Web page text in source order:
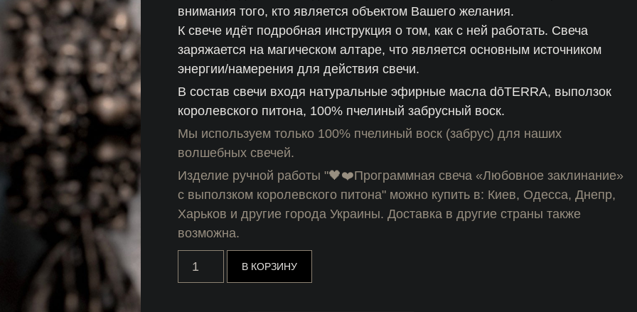
внимания того, кто является объектом Вашего желания.
К свече идёт подробная инструкция о том, как с ней работать. Свеча
заряжается на магическом алтаре, что является основным источником
энергии/намерения для действия свечи.
В состав свечи входя натуральные эфирные масла dōTERRA, выползок
королевского питона, 100% пчелиный забрусный воск.
Мы используем только 100% пчелиный воск (забрус) для наших
волшебных свечей.
Изделие ручной работы "🖤❤️Программная свеча «Любовное заклинание»
с выползком королевского питона" можно купить в: Киев, Одесса, Днепр,
Харьков и другие города Украины. Доставка в другие страны также
возможна.
товара
🖤
В КОРЗИНУ